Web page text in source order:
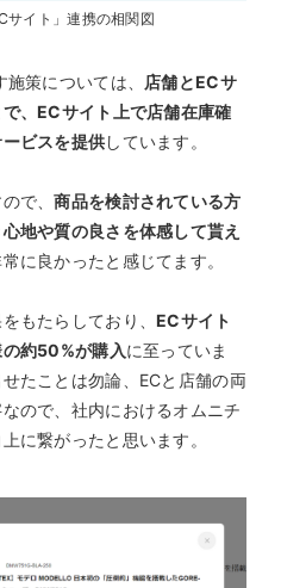
サイト」連携の相関図
策については、
店舗とECサ
、ECサイト上で店舗在庫確
ビスを提供しています。
で、商品を検討されている方
地や質の良さを体感して貰え
に良かったと感じてます。
もたらしており、ECサイト
約50%が購入に至っていま
たことは勿論、ECと店舗の両
ので、社内におけるオムニチ
に繋がったと思います。